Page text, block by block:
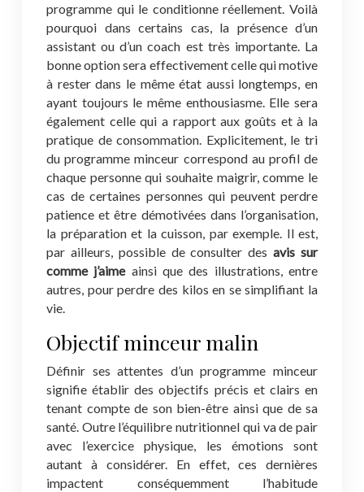
programme qui le conditionne réellement. Voilà
pourquoi dans certains cas, la présence d’un
assistant ou d’un coach est très importante. La
bonne option sera effectivement celle qui motive
à rester dans le même état aussi longtemps, en
ayant toujours le même enthousiasme. Elle sera
également celle qui a rapport aux goûts et à la
pratique de consommation. Explicitement, le tri
du programme minceur correspond au profil de
chaque personne qui souhaite maigrir, comme le
cas de certaines personnes qui peuvent perdre
patience et être démotivées dans l’organisation,
la préparation et la cuisson, par exemple. Il est,
par ailleurs, possible de consulter desavis sur
comme j’aimeainsi que des illustrations, entre
autres, pour perdre des kilos en se simplifiant la
vie.
Objectif minceur malin
Définir ses attentes d’un programme minceur
signifie établir des objectifs précis et clairs en
tenant compte de son bien-être ainsi que de sa
santé. Outre l’équilibre nutritionnel qui va de pair
avec l’exercice physique, les émotions sont
autant à considérer. En effet, ces dernières
impactent conséquemment l’habitude